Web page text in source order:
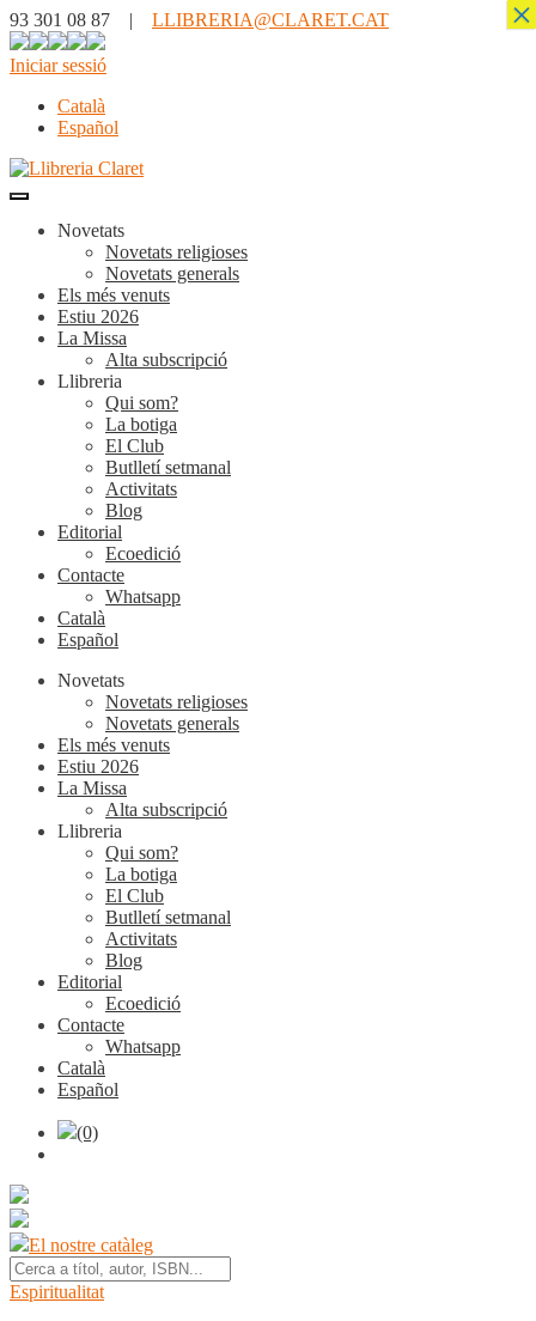
93 301 08 87 | LLIBRERIA@CLARET.CAT
Iniciar sessió
Català
Español
Novetats
Novetats religioses
Novetats generals
Els més venuts
Estiu 2026
La Missa
Alta subscripció
Llibreria
Qui som?
La botiga
El Club
Butlletí setmanal
Activitats
Blog
Editorial
Ecoedició
Contacte
Whatsapp
Català
Español
Novetats
Novetats religioses
Novetats generals
Els més venuts
Estiu 2026
La Missa
Alta subscripció
Llibreria
Qui som?
La botiga
El Club
Butlletí setmanal
Activitats
Blog
Editorial
Ecoedició
Contacte
Whatsapp
Català
Español
(0)
El nostre catàleg
Espiritualitat
×